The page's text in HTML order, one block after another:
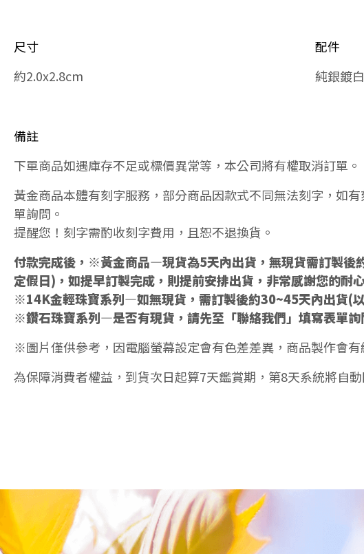
尺寸
約2.0x2.8cm
配件
純銀鍍
備註
下單商品如遇庫存不足或標價異常等，本公司將有權取消訂單。
黃金商品本體有刻字服務，部分商品因款式不同無法刻字，如
單詢問。
提醒您！刻字需酌收刻字費用，且恕不退換貨。
付款完成後，※黃金商品—現貨為5天內出貨，無現貨需訂製後
定假日)，如提早訂製完成，則提前安排出貨，非常感謝您的耐
※14K金輕珠寶系列—如無現貨，需訂製後約30~45天內出貨(
※鑽石珠寶系列—是否有現貨，請先至「聯絡我們」填寫表單詢
※圖片僅供參考，因電腦螢幕設定會有色差差異，商品製作會
為保障消費者權益，到貨次日起算7天鑑賞期，第8天系統將自動